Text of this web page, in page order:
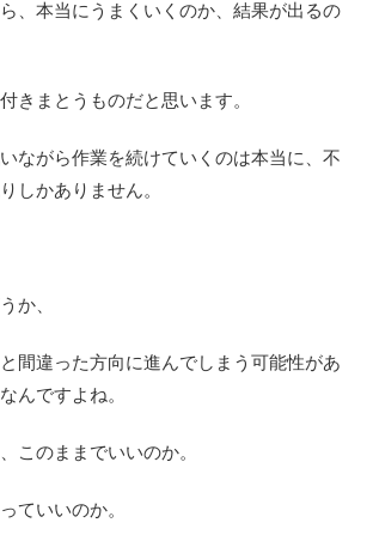
、本当にうまくいくのか、結果が出るの
きまとうものだと思います。
ながら作業を続けていくのは本当に、不
しかありません。
か、
間違った方向に進んでしまう可能性があ
んですよね。
このままでいいのか。
ていいのか。